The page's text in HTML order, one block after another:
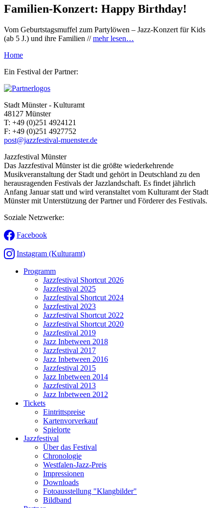
Familien-Konzert: Happy Birthday!
Vom Geburtstagsmuffel zum Partylöwen – Jazz-Konzert für Kids
(ab 5 J.) und ihre Familien //mehr lesen…
Home
Ein Festival der Partner:
Stadt Münster - Kulturamt
48127 Münster
T: +49 (0)251 4924121
F: +49 (0)251 4927752
post@jazzfestival-muenster.de
Jazzfestival Münster
Das Jazzfestival Münster ist die größte wiederkehrende
Musikveranstaltung der Stadt und gehört in Deutschland zu den
herausragenden Festivals der Jazzlandschaft. Es findet jährlich
Anfang Januar statt und wird veranstaltet vom Kulturamt der Stadt
Münster mit Unterstützung der Partner und Förderer des Festivals.
Soziale Netzwerke:
Facebook
Instagram (Kulturamt)
Programm
Jazzfestival Shortcut 2026
Jazzfestival 2025
Jazzfestival Shortcut 2024
Jazzfestival 2023
Jazzfestival Shortcut 2022
Jazzfestival Shortcut 2020
Jazzfestival 2019
Jazz Inbetween 2018
Jazzfestival 2017
Jazz Inbetween 2016
Jazzfestival 2015
Jazz Inbetween 2014
Jazzfestival 2013
Jazz Inbetween 2012
Tickets
Eintrittspreise
Kartenvorverkauf
Spielorte
Jazzfestival
Über das Festival
Chronologie
Westfalen-Jazz-Preis
Impressionen
Downloads
Fotoausstellung "Klangbilder"
Bildband